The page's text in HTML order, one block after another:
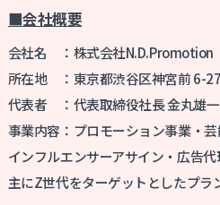
■会社概要
会社名 ：株式会社N.D.Promotion
所在地 ：東京都渋谷区神宮前 6-
代表者 ：代表取締役社長 金丸雄一
事業内容：プロモーション事業・
インフルエンサーアサイン・広告
主にZ世代をターゲットとしたプラ